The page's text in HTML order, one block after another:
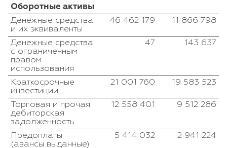
Оборотные активы
Денежные средства
и их эквиваленты
46 462 179 11 866 798
Денежные средства
с ограниченным
правом
использования
47 143 637
Краткосрочные
инвестиции
21 001 760 19 583 523
Торговая и прочая
дебиторская
задолженность
12 558 401 9 512 286
Предоплаты
(авансы выданные)
5 414 032 2 941 224